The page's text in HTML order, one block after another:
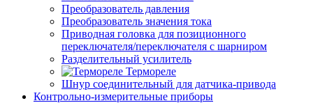
Преобразователь давления
Преобразователь значения тока
Приводная головка для позиционного
переключателя/переключателя с шарниром
Разделительный усилитель
Термореле
Шнур соединительный для датчика-привода
Контрольно-измерительные приборы